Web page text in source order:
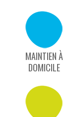
MAINTIEN À
DOMICILE